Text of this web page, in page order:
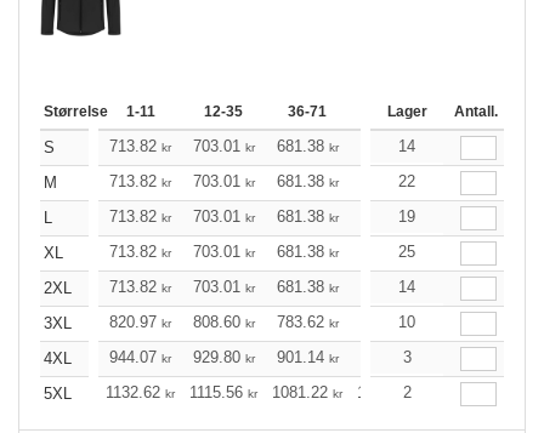
Størrelse 1-11 12-35 36-71 72-143 144-287
Lager Antall.
S 713.82 kr 703.01 kr 681.38 kr 648.93kr
14
M
713.82 kr 703.01 kr 681.38 kr 648.93kr
22
L
713.82 kr 703.01 kr 681.38 kr 648.93kr
19
XL
713.82 kr 703.01 kr 681.38 kr 648.93kr
25
2XL
713.82 kr 703.01 kr 681.38 kr 648.93kr
14
3XL
820.97 kr 808.60 kr 783.62 kr 746.38kr
10
4XL
944.07 kr 929.80 kr 901.14 kr 858.22
3
5XL
1132.62 kr 1115.56 kr 1081.22 kr 1029.70
2